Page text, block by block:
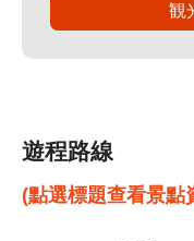
観
遊程路線
(點選標題查看景點